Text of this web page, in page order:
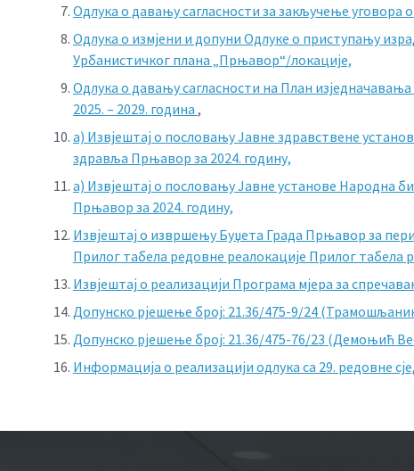
Одлука о давању сагласности за закључење
Одлука о измјени и допуни Одлуке о приступању
Урбанистичког плана „Прњавор“/локације,
Одлука о давању сагласности на План
2025. – 2029. година ,
а) Извјештај о пословању Јавне здравствене
здравља Прњавор за 2024. годину,
а) Извјештај о пословању Јавне установе Народна
Прњавор за 2024. годину,
Извјештај о извршењу Буџета Града Прњавор за
Прилог табела редовне реалокације Прилог табела
Извјештај о реализацији Програма мјера за
Допунско рјешење број: 21.36/475-9/24
Допунско рјешење број: 21.36/475-76/23 (Демоњић
Информација о реализацији одлука са 29. редовне